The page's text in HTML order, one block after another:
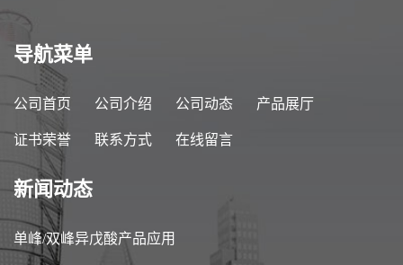
导航菜单
公司首页 公司介绍 公司动态 产品展厅
证书荣誉 联系方式 在线留言
新闻动态
单峰/双峰异戊酸产品应用